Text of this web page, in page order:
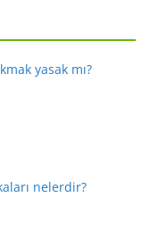
yasak mı?
nelerdir?